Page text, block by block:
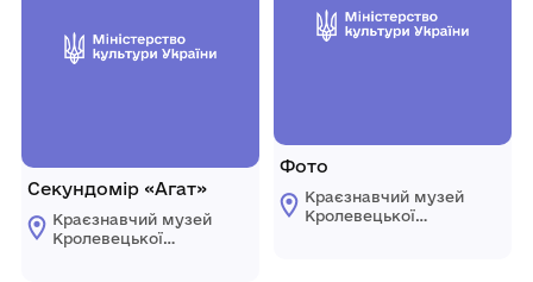
Секундомір «Агат»
Краєзнавчий музей
Кролевецької
Фото
Краєзнавчий музей
Кролевецької